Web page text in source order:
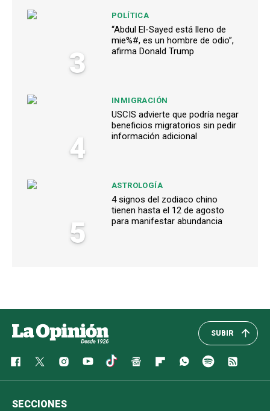
3
POLÍTICA
“Abdul El-Sayed está lleno de
mie%#, es un hombre de odio”,
afirma Donald Trump
4
INMIGRACIÓN
USCIS advierte que podría negar
beneficios migratorios sin pedir
información adicional
5
ASTROLOGÍA
4 signos del zodiaco chino
tienen hasta el 12 de agosto
para manifestar abundancia
SUBIR
SECCIONES